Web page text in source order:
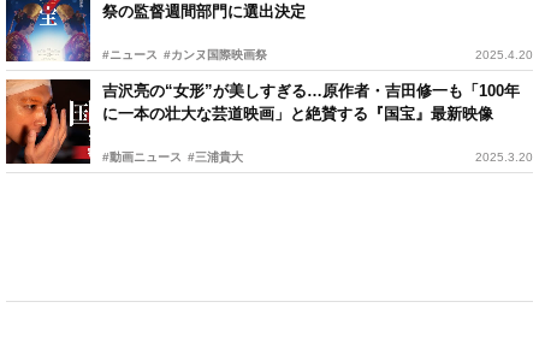
祭の監督週間部門に選出決定
#ニュース #カンヌ国際映画祭 2025.4.20
吉沢亮の“女形”が美しすぎる…原作者・吉田修一も「100年
に一本の壮大な芸道映画」と絶賛する『国宝』最新映像
#動画ニュース #三浦貴大 2025.3.20